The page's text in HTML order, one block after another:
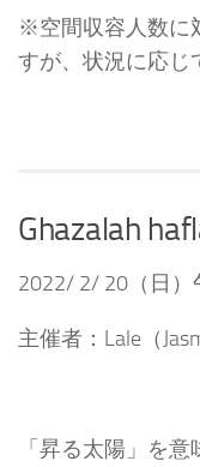
※空間収容人数に
すが、状況に応じ
Ghazalah
2022/ 2/ 20（日
主催者：Lale（
「昇る太陽」を